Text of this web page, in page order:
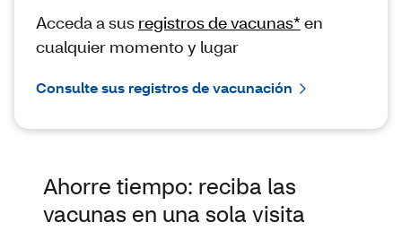
Acceda a sus registros de vacunas* en
cualquier momento y lugar
Consulte sus registros de vacunación
Ahorre tiempo: reciba las
vacunas en una sola visita